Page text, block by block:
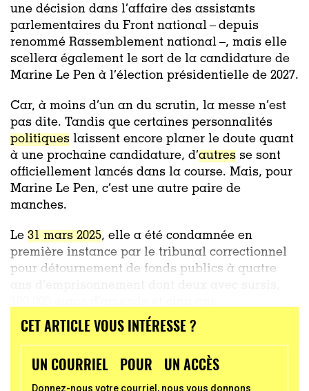
une décision dans l’affaire des assistants
parlementaires du Front national – depuis
renommé Rassemblement national –, mais elle
scellera également le sort de la candidature de
Marine Le Pen à l’élection présidentielle de 2027.
Car, à moins d’un an du scrutin, la messe n’est
pas dite. Tandis que certaines personnalités
politiques laissent encore planer le doute quant
à une prochaine candidature, d’autres se sont
officiellement lancés dans la course. Mais, pour
Marine Le Pen, c’est une autre paire de
manches.
Le 31 mars 2025, elle a été condamnée en
première instance par le tribunal correctionnel
pour détournement de fonds publics à quatre
d’inéligibilité assortie d’une exécution...
CET ARTICLE VOUS INTÉRESSE ?
UN COURRIEL POUR UN ACCÈS
Donnez-nous votre courriel, nous vous donnons